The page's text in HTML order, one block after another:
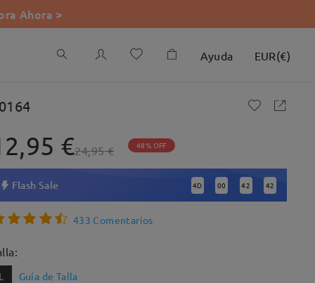
Ahora >
Ayuda EUR(€)
€24,95 € 48% OFF
Flash Sale 4D : 00 : 42 : 41
433 Comentarios
L Guía de Talla